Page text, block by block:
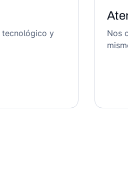
tecnológico y
Nos